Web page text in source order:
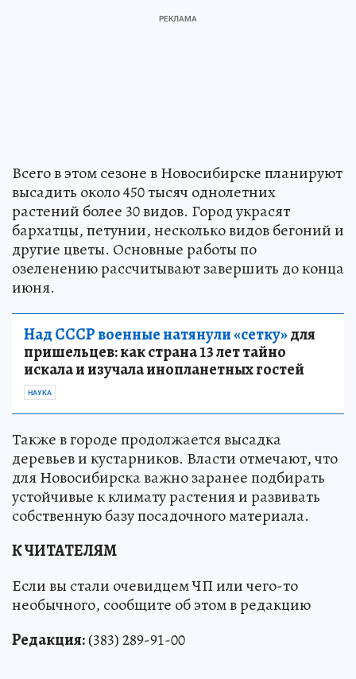
Всего в этом сезоне в Новосибирске планируют
высадить около 450 тысяч однолетних
растений более 30 видов. Город украсят
бархатцы, петунии, несколько видов бегоний и
другие цветы. Основные работы по
озеленению рассчитывают завершить до конца
июня.
Над СССР военные натянули «сетку»для
пришельцев: как страна 13 лет тайно
искала и изучала инопланетных гостей
НАУКА
Также в городе продолжается высадка
деревьев и кустарников. Власти отмечают, что
для Новосибирска важно заранее подбирать
устойчивые к климату растения и развивать
собственную базу посадочного материала.
К ЧИТАТЕЛЯМ
Если вы стали очевидцем ЧП или чего-то
необычного, сообщите об этом в редакцию
Редакция:(383) 289-91-00